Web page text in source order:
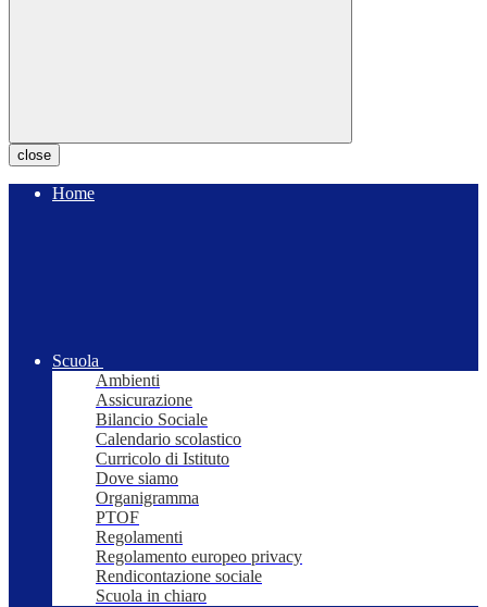
close
Home
Scuola
Ambienti
Assicurazione
Bilancio Sociale
Calendario scolastico
Curricolo di Istituto
Dove siamo
Organigramma
PTOF
Regolamenti
Regolamento europeo privacy
Rendicontazione sociale
Scuola in chiaro